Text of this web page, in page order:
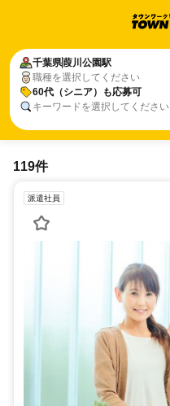
千葉県葭川公園駅
職種を選択してください
60代（シニア）も応募可
キーワードを選択してください
119件
派遣社員